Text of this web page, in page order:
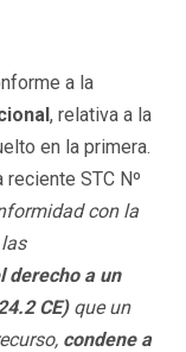
a la
, relativa a la
en la primera.
STC Nº
con la
derecho a un
CE)que un
condene a